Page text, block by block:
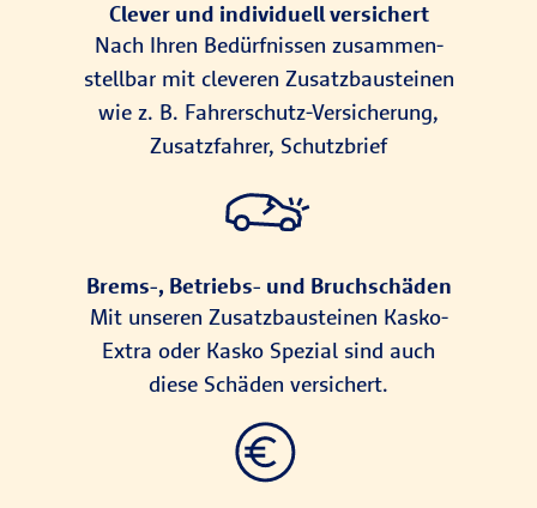
Clever und individuell versichert
Nach Ihren Bedürf­nissen zu­sammen­
stell­bar mit cleveren Zusatz­bau­stei­nen
wie z. B. Fahrer­schutz-Ver­siche­rung,
Zusatz­fahrer, Schutz­brief
Brems-, Be­triebs- und Bruch­schä­den
Mit unseren Zusatzbausteinen Kasko-
Extra oder Kasko Spezial sind auch
diese Schäden versichert.